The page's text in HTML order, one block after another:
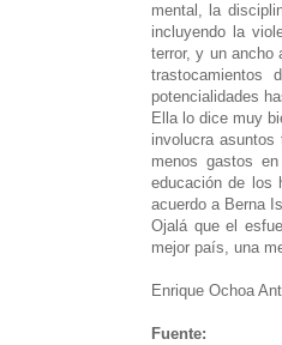
mental, la
incluyendo la
terror, y un ancho
trastocamientos
potencialidades
Ella lo dice muy
involucra
menos gastos
educación de los
acuerdo a Berna
Ojalá que el
mejor país, una
Enrique Ochoa
Fuente: